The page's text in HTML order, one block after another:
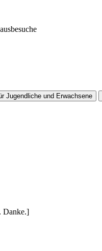
Jugendliche und Erwachsene
Danke.]